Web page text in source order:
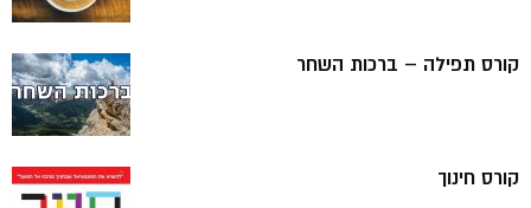
קורס תפילה – ברכות השחר
קורס חינוך